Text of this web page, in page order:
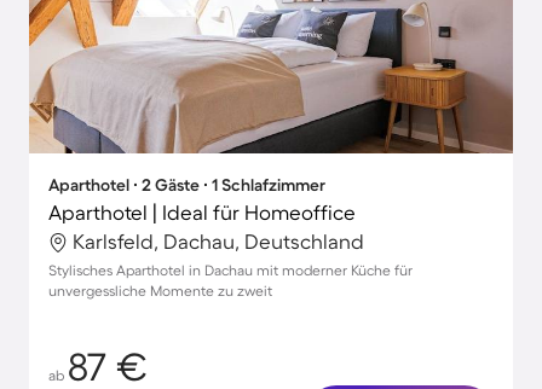
Aparthotel ∙ 2 Gäste ∙ 1 Schlafzimmer
Aparthotel | Ideal für Homeoffice
Karlsfeld, Dachau, Deutschland
Stylisches Aparthotel in Dachau mit moderner Küche für
unvergessliche Momente zu zweit
ab 87 €